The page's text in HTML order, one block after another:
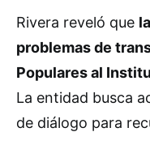
Rivera reveló que
problemas de
Populares al
La entidad busca
de diálogo para